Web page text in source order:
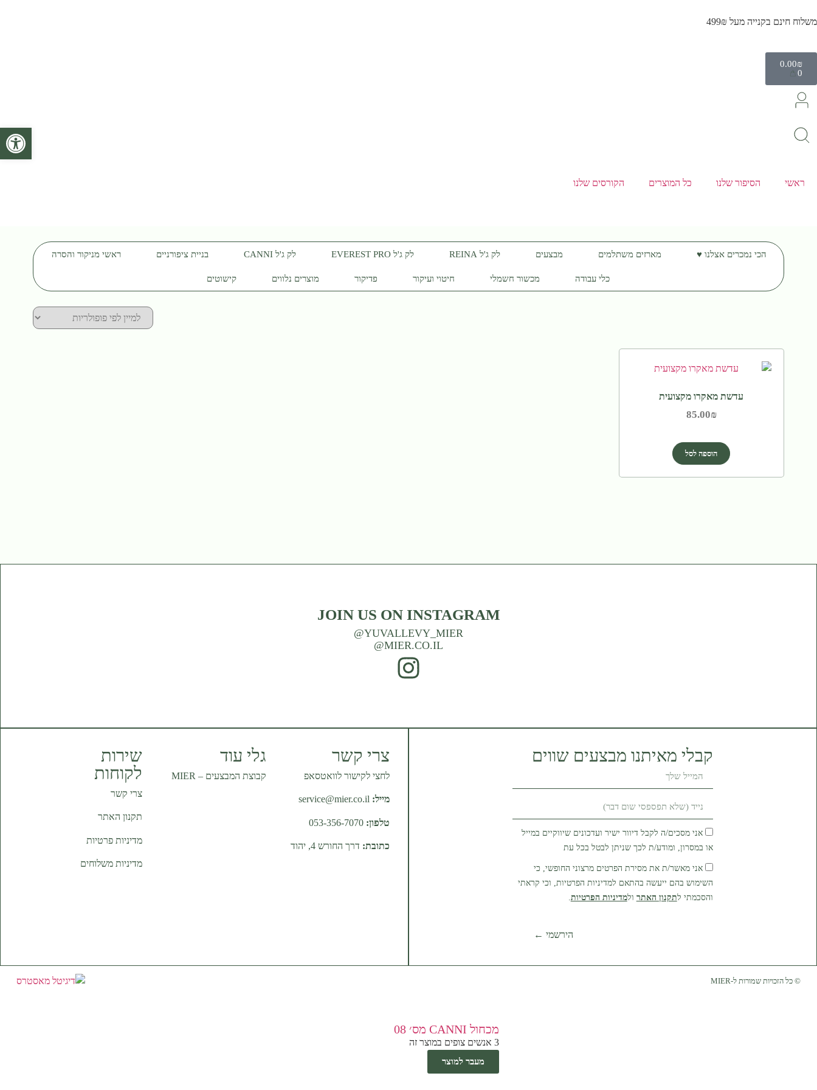
משלוח חינם בקנייה מעל 499₪
0.00₪
0
ראשי הסיפור שלנו כל המוצרים הקורסים שלנו
הכי נמכרים אצלנו ♥️ מארזים משתלמים מבצעים לק ג'ל REINA לק ג'ל EVEREST PRO לק ג'ל CANNI בניית ציפורניים ראשי מניקור והסרה
כלי עבודה מכשור חשמלי חיטוי ועיקור פדיקור מוצרים נלווים קישוטים
עדשת מאקרו מקצועית
85.00₪
הוספה לסל
JOIN US ON INSTAGRAM
YUVALLEVY_MIER@
MIER.CO.IL@
קבלי מאיתנו מבצעים שווים
אני מסכים/ה לקבל דיוור ישיר ועדכונים שיווקיים במייל
או במסרון, ומודע/ת לכך שניתן לבטל בכל עת
אני מאשר/ת את מסירת הפרטים מרצוני החופשי, כי
השימוש בהם ייעשה בהתאם למדיניות הפרטיות, וכי קראתי
והסכמתי לתקנון האתר ולמדיניות הפרטיות.
הירשמי ←
צרי קשר
לחצי לקישור לוואטסאפ
מייל: service@mier.co.il
טלפון: 053-356-7070
כתובת: דרך החורש 4, יהוד
גלי עוד
קבוצת המבצעים – MIER
שירות
לקוחות
צרי קשר
תקנון האתר
מדיניות פרטיות
מדיניות משלוחים
© כל הזכויות שמורות ל-MIER
מכחול CANNI מס׳ 08
3 אנשים צופים במוצר זה
מעבר למוצר
פתח